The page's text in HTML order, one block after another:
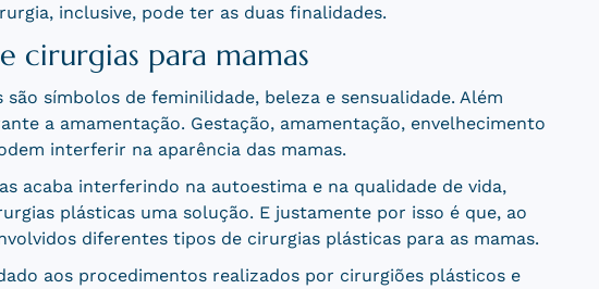
inclusive, pode ter as duas finalidades.
cirurgias para mamas
são símbolos de feminilidade, beleza e sensualidade. Além
a amamentação. Gestação, amamentação, envelhecimento
interferir na aparência das mamas.
acaba interferindo na autoestima e na qualidade de vida,
plásticas uma solução. E justamente por isso é que, ao
diferentes tipos de cirurgias plásticas para as mamas.
aos procedimentos realizados por cirurgiões plásticos e